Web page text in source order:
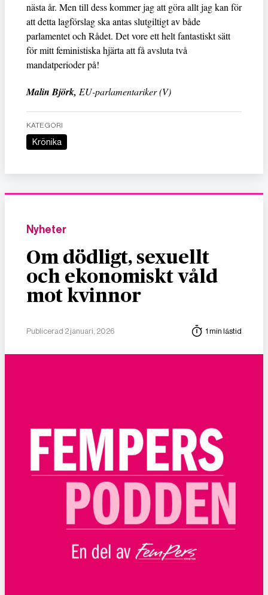
nästa år. Men till dess kommer jag att göra allt jag kan för
att detta lagförslag ska antas slutgiltigt av både
parlamentet och Rådet. Det vore ett helt fantastiskt sätt
för mitt feministiska hjärta att få avsluta två
mandatperioder på!
Malin Björk, EU-parlamentariker (V)
KATEGORI
Krönika
Nyheter
Om dödligt, sexuellt
och ekonomiskt våld
mot kvinnor
Publicerad 2 januari, 2026 1 min lästid